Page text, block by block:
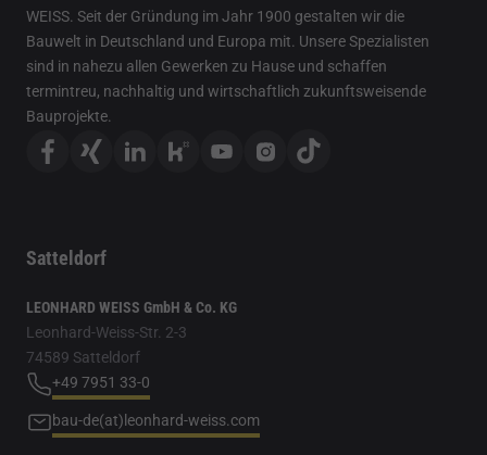
WEISS. Seit der Gründung im Jahr 1900 gestalten wir die
Bauwelt in Deutschland und Europa mit. Unsere Spezialisten
sind in nahezu allen Gewerken zu Hause und schaffen
termintreu, nachhaltig und wirtschaftlich zukunftsweisende
Bauprojekte.
Satteldorf
LEONHARD WEISS GmbH & Co. KG
Leonhard-Weiss-Str. 2-3
74589 Satteldorf
+49 7951 33-0
bau-de(at)leonhard-weiss.com